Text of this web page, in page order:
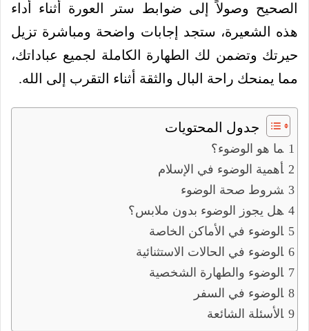
الصحيح وصولاً إلى ضوابط ستر العورة أثناء أداء
هذه الشعيرة، ستجد إجابات واضحة ومباشرة تزيل
حيرتك وتضمن لك الطهارة الكاملة لجميع عباداتك،
مما يمنحك راحة البال والثقة أثناء التقرب إلى الله.
جدول المحتويات
ما هو الوضوء؟
أهمية الوضوء في الإسلام
شروط صحة الوضوء
هل يجوز الوضوء بدون ملابس؟
الوضوء في الأماكن الخاصة
الوضوء في الحالات الاستثنائية
الوضوء والطهارة الشخصية
الوضوء في السفر
الأسئلة الشائعة